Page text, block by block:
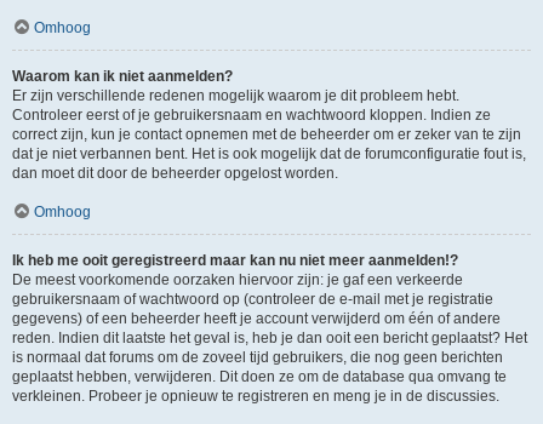
Omhoog
Waarom kan ik niet aanmelden?
Er zijn verschillende redenen mogelijk waarom je dit probleem hebt.
Controleer eerst of je gebruikersnaam en wachtwoord kloppen. Indien ze
correct zijn, kun je contact opnemen met de beheerder om er zeker van te zijn
dat je niet verbannen bent. Het is ook mogelijk dat de forumconfiguratie fout is,
dan moet dit door de beheerder opgelost worden.
Omhoog
Ik heb me ooit geregistreerd maar kan nu niet meer aanmelden!?
De meest voorkomende oorzaken hiervoor zijn: je gaf een verkeerde
gebruikersnaam of wachtwoord op (controleer de e-mail met je registratie
gegevens) of een beheerder heeft je account verwijderd om één of andere
reden. Indien dit laatste het geval is, heb je dan ooit een bericht geplaatst? Het
is normaal dat forums om de zoveel tijd gebruikers, die nog geen berichten
geplaatst hebben, verwijderen. Dit doen ze om de database qua omvang te
verkleinen. Probeer je opnieuw te registreren en meng je in de discussies.